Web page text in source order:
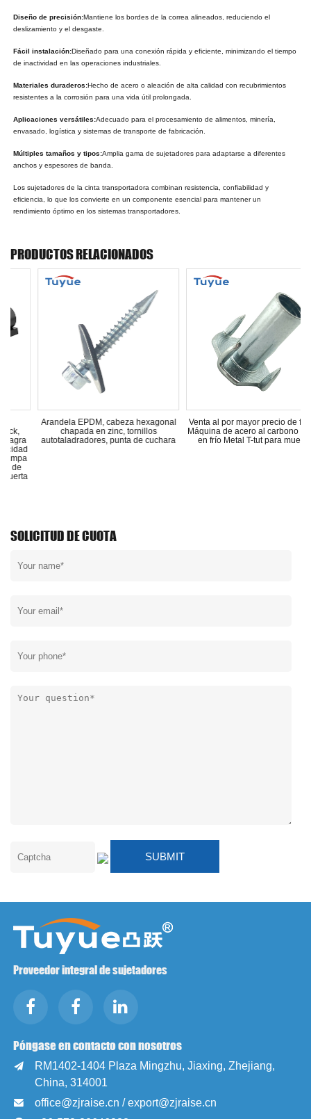
Diseño de precisión:Mantiene los bordes de la correa alineados, reduciendo el
deslizamiento y el desgaste.
Fácil instalación:Diseñado para una conexión rápida y eficiente, minimizando el tiempo
de inactividad en las operaciones industriales.
Materiales duraderos:Hecho de acero o aleación de alta calidad con recubrimientos
resistentes a la corrosión para una vida útil prolongada.
Aplicaciones versátiles:Adecuado para el procesamiento de alimentos, minería,
envasado, logística y sistemas de transporte de fabricación.
Múltiples tamaños y tipos:Amplia gama de sujetadores para adaptarse a diferentes
anchos y espesores de banda.
Los sujetadores de la cinta transportadora combinan resistencia, confiabilidad y
eficiencia, lo que los convierte en un componente esencial para mantener un
rendimiento óptimo en los sistemas transportadores.
PRODUCTOS RELACIONADOS
cabeza hexagonal
zinc, tornillos
punta de cuchara
Venta al por mayor precio de fábrica
Máquina de acero al carbono forjado
en frío Metal T-tut para muebles
Anclaje de pared
de pared de nylon,
de yeso
SOLICITUD DE CUOTA
Proveedor integral de sujetadores
Póngase en contacto con nosotros

RM1402-1404 Plaza Mingzhu, Jiaxing, Zhejiang,
China, 314001
 office@zjraise.cn / export@zjraise.cn